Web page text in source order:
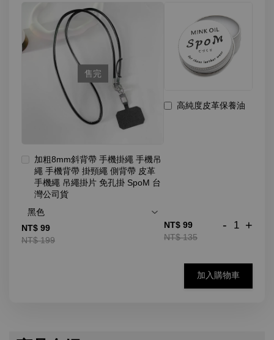
售完
加粗8mm斜背帶 手機掛繩 手機吊
繩 手機背帶 掛頸繩 側背帶 皮革
手機繩 吊繩掛片 免孔掛 SpoM 台
灣公司貨
NT$ 99
NT$ 199
高純度皮革保養油
NT$ 99
NT$ 135
- +
加入購物車